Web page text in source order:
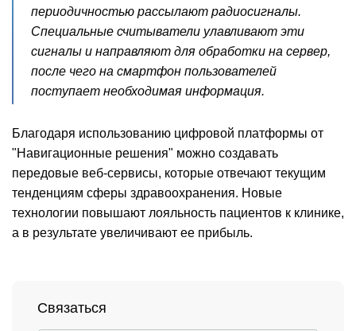
периодичностью рассылают радиосигналы.
Специальные считыватели улавливают эти
сигналы и направляют для обработки на сервер,
после чего на смартфон пользователей
поступает необходимая информация.
Благодаря использованию цифровой платформы от
"Навигационные решения" можно создавать
передовые веб-сервисы, которые отвечают текущим
тенденциям сферы здравоохранения. Новые
технологии повышают лояльность пациентов к клинике,
а в результате увеличивают ее прибыль.
Связаться